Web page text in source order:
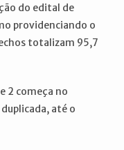
do edital de
providenciando o
totalizam 95,7
2 começa no
até o